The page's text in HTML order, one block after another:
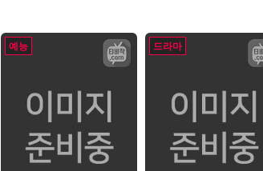
예능 드라마